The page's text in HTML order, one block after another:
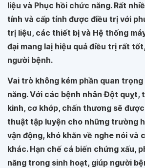
liệu và Phục hồi chức năng. Rất
tính và cấp tính được điều trị với
trị liệu, các thiết bị và Hệ thống
đại mang laị hiệu quả điều trị rất
người bệnh.
Vai trò không kém phần quan
năng. Với các bệnh nhân Đột quỵt,
kinh, cơ khớp, chấn thương sẽ
thuật tập luyện cho những trường
vận động, khó khăn về nghe nói và
khác. Hạn chế cá biến chứng xấu,
năng trong sinh hoạt, giúp người